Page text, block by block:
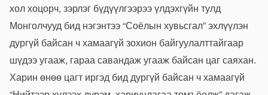
хол хоцорч, зэрлэг бүдүүлгээрээ үлдэхгүйн тулд
Монголчууд бид нэгэнтээ “Соёлын хувьсгал” эхлүүлэн
дургүй байсан ч хамаагүй зохион байгуулалттайгаар
шүдээ угааж, гараа савандаж угааж байсан цаг саяхан.
Харин өнөө цагт иргэд бид дургүй байсан ч хамаагүй